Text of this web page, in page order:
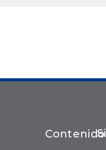
Contenido